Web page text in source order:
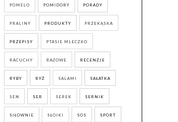
POMELO POMIDORY PORADY
PRALINY PRODUKTY PRZEKĄSKA
PRZEPISY PTASIE MLECZKO
RACUCHY RAZOWE RECENZJE
RYBY RYŻ SALAMI SAŁATKA
SEN SER SEREK SERNIK
SIŁOWNIE SŁOIKI SOS SPORT